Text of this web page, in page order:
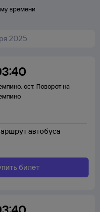
времени
2025
, ост. Поворот на
автобуса
билет